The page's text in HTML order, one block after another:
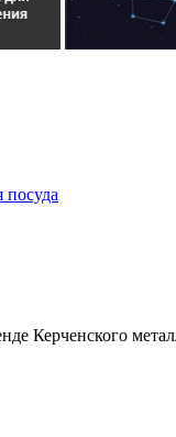
посуда
Керченского